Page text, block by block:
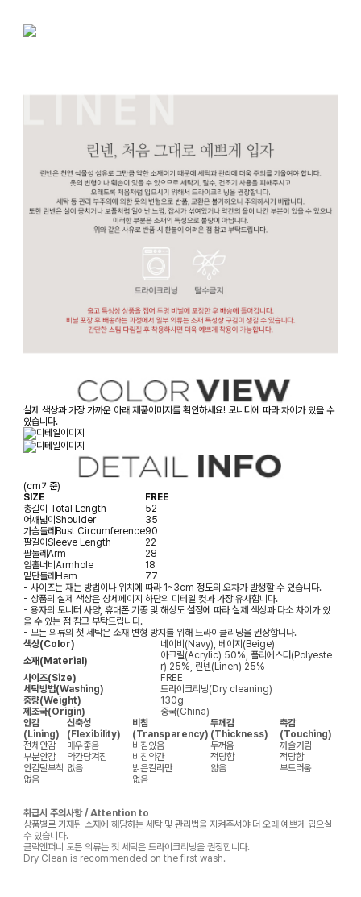
실제 색상과 가장 가까운 아래 제품이미지를 확인하세요! 모니터에 따라 차이가 있을 수
있습니다.
(cm기준)
SIZE
FREE
총길이 Total Length
52
어깨넓이 Shoulder
35
가슴둘레 Bust Circumference90
팔길이 Sleeve Length
22
팔둘레 Arm
28
암홀너비 Armhole
18
밑단둘레 Hem
77
- 사이즈는 재는 방법이나 위치에 따라 1~3cm 정도의 오차가 발생할 수 있습니다.
- 상품의 실제 색상은 상세페이지 하단의 디테일 컷과 가장 유사합니다.
- 용자의 모니터 사양, 휴대폰 기종 및 해상도 설정에 따라 실제 색상과 다소 차이가 있
을 수 있는 점 참고 부탁드립니다.
- 모든 의류의 첫 세탁은 소재 변형 방지를 위해 드라이클리닝을 권장합니다.
색상(Color)
네이비(Navy), 베이지(Beige)
소재(Material)
아크릴(Acrylic) 50%, 폴리에스터(Polyeste
r) 25%, 린넨(Linen) 25%
사이즈(Size)
FREE
세탁방법(Washing)
드라이크리닝(Dry cleaning)
중량(Weight)
130g
제조국(Origin)
중국(China)
안감
(Lining)
신축성
(Flexibility)
비침
(Transparency)
두께감
(Thickness)
촉감
(Touching)
전체안감
매우좋음 비침있음 두꺼움
까슬거림
부분안감
약간당겨짐 비침약간 적당함
적당함
안감탈부착 없음 밝은칼라만 얇음
부드러움
없음
없음
취급시 주의사항 / Attention to
상품별로 기재된 소재에 해당하는 세탁 및 관리법을 지켜주셔야 더 오래 예쁘게 입으실
수 있습니다.
클릭앤퍼니 모든 의류는 첫 세탁은 드라이크리닝을 권장합니다.
Dry Clean is recommended on the first wash.